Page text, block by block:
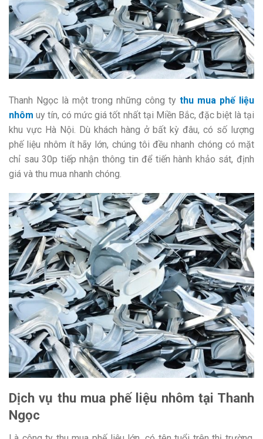
Thanh Ngọc là một trong những công ty thu mua phế liệu
nhôm uy tín, có mức giá tốt nhất tại Miền Bắc, đặc biệt là tại
khu vực Hà Nội. Dù khách hàng ở bất kỳ đâu, có số lượng
phế liệu nhôm ít hãy lớn, chúng tôi đều nhanh chóng có mặt
chỉ sau 30p tiếp nhận thông tin để tiến hành khảo sát, định
giá và thu mua nhanh chóng.
Dịch vụ thu mua phế liệu nhôm tại Thanh
Ngọc